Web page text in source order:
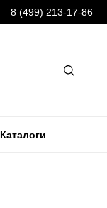
8 (499) 213-17-86
Каталоги